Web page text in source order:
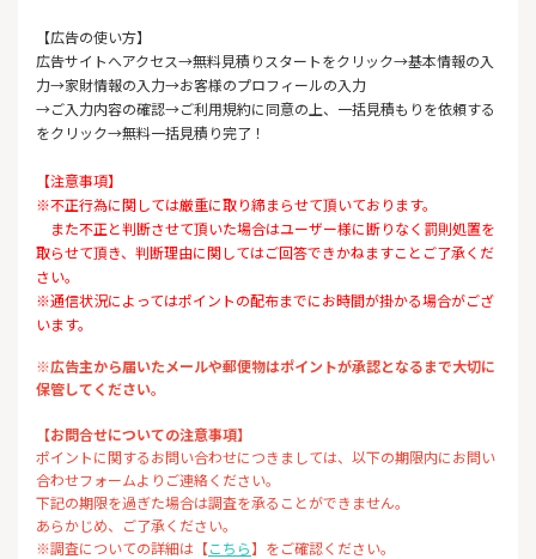
【広告の使い方】
広告サイトへアクセス→無料見積りスタートをクリック→基本情報の入
力→家財情報の入力→お客様のプロフィールの入力
→ご入力内容の確認→ご利用規約に同意の上、一括見積もりを依頼する
をクリック→無料一括見積り完了！
【注意事項】
※不正行為に関しては厳重に取り締まらせて頂いております。
また不正と判断させて頂いた場合はユーザー様に断りなく罰則処置を
取らせて頂き、判断理由に関してはご回答できかねますことご了承くだ
さい。
※通信状況によってはポイントの配布までにお時間が掛かる場合がござ
います。
※広告主から届いたメールや郵便物はポイントが承認となるまで大切に
保管してください。
【お問合せについての注意事項】
ポイントに関するお問い合わせにつきましては、以下の期限内にお問い
合わせフォームよりご連絡ください。
下記の期限を過ぎた場合は調査を承ることができません。
あらかじめ、ご了承ください。
※調査についての詳細は【こちら】をご確認ください。